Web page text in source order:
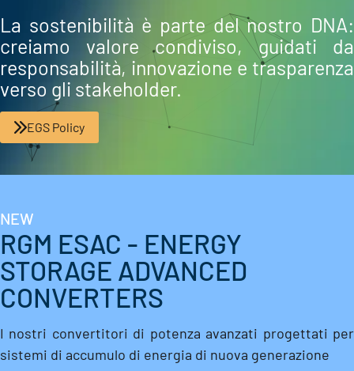
La sostenibilità è parte del nostro DNA:
creiamo valore condiviso, guidati da
responsabilità, innovazione e trasparenza
verso gli stakeholder.
EGS Policy
NEW
RGM ESAC - ENERGY
STORAGE ADVANCED
CONVERTERS
I nostri convertitori di potenza avanzati progettati per
sistemi di accumulo di energia di nuova generazione